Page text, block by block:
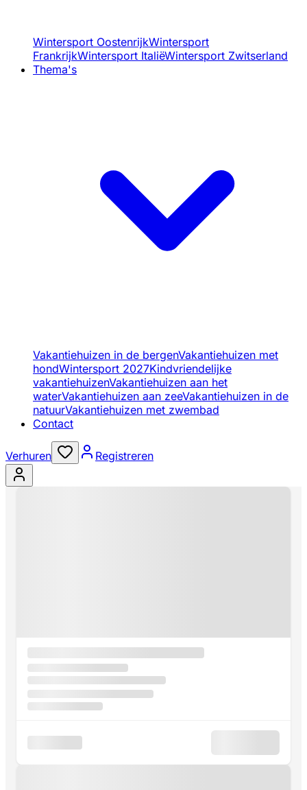
Wintersport OostenrijkWintersport
FrankrijkWintersport ItaliëWintersport Zwitserland
Thema's
Vakantiehuizen in de bergenVakantiehuizen met
hondWintersport 2027Kindvriendelijke
vakantiehuizenVakantiehuizen aan het
waterVakantiehuizen aan zeeVakantiehuizen in de
natuurVakantiehuizen met zwembad
Contact
Verhuren Registreren